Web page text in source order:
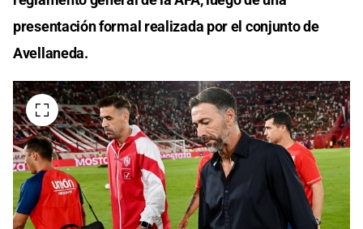
presentación formal realizada por el conjunto de
Avellaneda.